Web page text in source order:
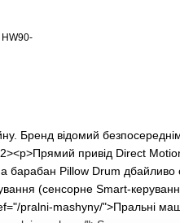
Бренд відомий
привід Direct
барабан Pillow Drum дбайливо
(сенсорне Smart-
pralni-mashyny/">Пральні